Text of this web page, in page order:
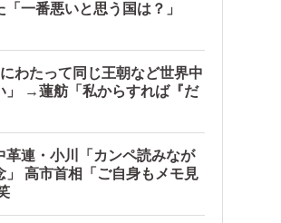
「一番悪いと思う国は？」
わたって同じ王朝など世界中
」 →蓮舫「私からすれば『だ
革連・小川「カンペ読みなが
」 高市首相「ご自身もメモ見